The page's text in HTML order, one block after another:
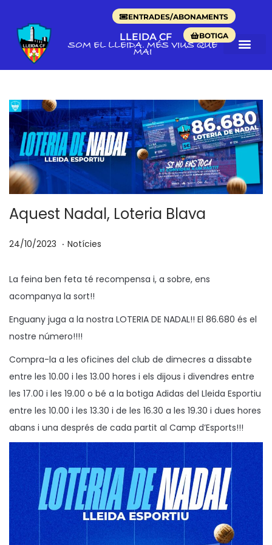
ENTRADES/ABONAMENTS
BOTIGA
LLEIDA CF
SOM EL LLEIDA. MÉS VIUS QUE
MAI
Aquest Nadal, Loteria Blava
p
s
a
24/10/2023
/
1
/
0
2
3
. P
b
l
t
a
Notícies
La feina ben feta té recompensa i, a sobre, ens
acompanya la sort!!
Enguany juga a la nostra LOTERIA DE NADAL!! El 86.680 és el
nostre número!!!!
Compra-la a les oficines del club de dimecres a dissabte
entre les 10.00 i les 13.00 hores i els dijous i divendres entre
les 17.00 i les 19.00 o bé a la botiga Adidas del Lleida Esportiu
entre les 10.00 i les 13.30 i de les 16.30 a les 19.30 i dues hores
abans i una després de cada partit al Camp d’Esports!!!